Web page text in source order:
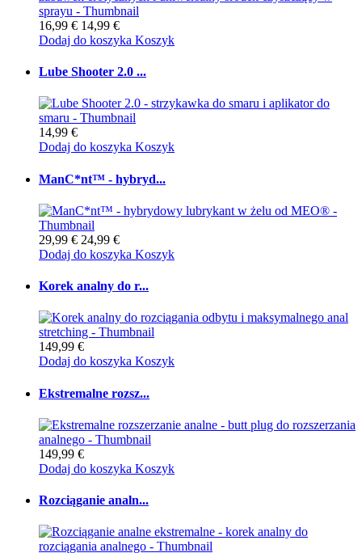
16,99 € 14,99 €
Dodaj do koszyka Koszyk
Lube Shooter 2.0 ...
14,99 €
Dodaj do koszyka Koszyk
ManC*nt™ - hybryd...
29,99 € 24,99 €
Dodaj do koszyka Koszyk
Korek analny do r...
149,99 €
Dodaj do koszyka Koszyk
Ekstremalne rozsz...
149,99 €
Dodaj do koszyka Koszyk
Rozciąganie analn...